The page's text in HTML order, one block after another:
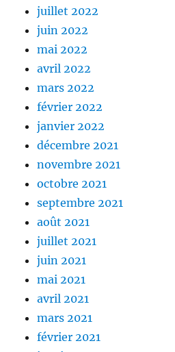
juillet 2022
juin 2022
mai 2022
avril 2022
mars 2022
février 2022
janvier 2022
décembre 2021
novembre 2021
octobre 2021
septembre 2021
août 2021
juillet 2021
juin 2021
mai 2021
avril 2021
mars 2021
février 2021